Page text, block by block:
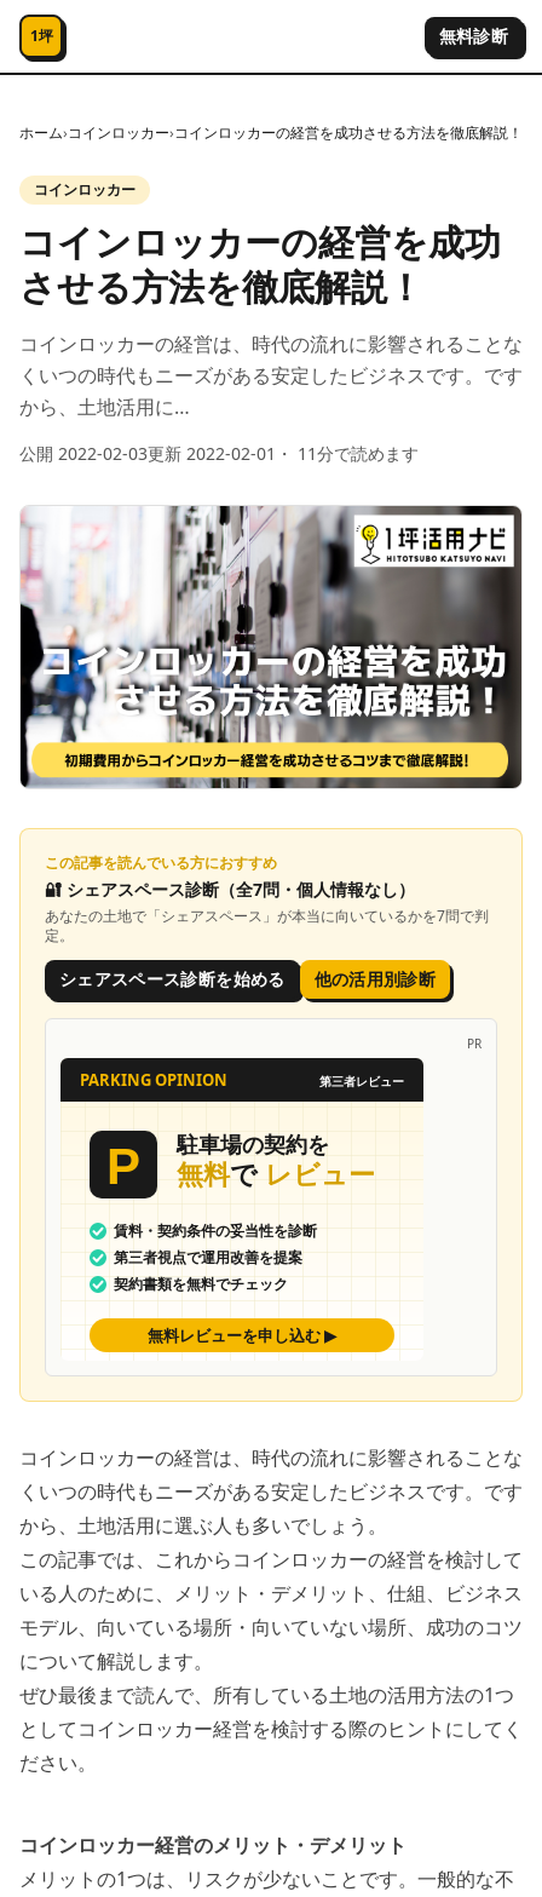
コンテンツへスキップ
1坪 無料診断
ホーム›コインロッカー›コインロッカーの経営を成功させる方法を徹底解説！
コインロッカー
コインロッカーの経営を成功
させる方法を徹底解説！
コインロッカーの経営は、時代の流れに影響されることな
くいつの時代もニーズがある安定したビジネスです。です
から、土地活用に…
公開 2022-02-03更新 2022-02-01 ・ 11分で読めます
この記事を読んでいる方におすすめ
🔐 シェアスペース診断 （全7問・個人情報なし）
あなたの土地で「シェアスペース 」が本当に向いているかを7問で判
定。
シェアスペース診断を始める 他の活用別診断
PR
コインロッカーの経営は、 時代の流れに影響されることな
くいつの時代もニーズがある安定したビジネスです。です
から、土地活用に選ぶ人も多いでしょう。
この記事では、これからコインロッカーの経営を検討して
いる人のために、メリット・デメリット、仕組、ビジネス
モデル、向いている場所・向いていない場所、成功のコツ
について解説します。
ぜひ最後まで読んで、所有している土地の活用方法の1つ
としてコインロッカー経営を検討する際のヒントにしてく
ださい。
コインロッカー経営のメリット・デメリット
メリットの1つは、
リスクが少ないことです。一般的な不